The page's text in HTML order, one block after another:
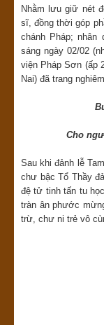
Nhằm lưu giữ nét
sĩ, đồng thời góp
chánh Pháp; nhân
sáng ngày 02/02
viện Pháp Sơn (ấp
Nai) đã trang
Cho
Sau khi đảnh lễ
chư bậc Tổ Thầy
đệ tử tinh tấn tu
tràn ân phước
trừ, chư ni trẻ vô